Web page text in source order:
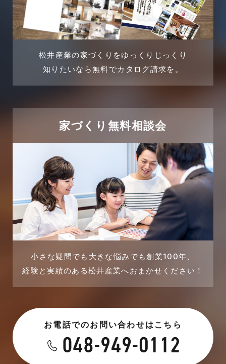
土地活用事例
土地活用提案
売買物件
太陽光発電活用事例
市民リフォームサービス
店舗・テナント施工事例
戸建賃貸住宅活用事例
採用情報
未分類
未分類
本店-ブログ
2024年5月
2024年4月
2024年2月
2023年12月
2023年11月
2023年10月
2023年9月
2023年7月
2023年5月
2023年4月
松井産業の家づくりをゆっくりじっくり
知りたいなら無料でカタログ請求を。
家づくり無料相談会
小さな疑問でも大きな悩みでも創業100年、
経験と実績のある松井産業へおまかせください！
お電話でのお問い合わせはこちら